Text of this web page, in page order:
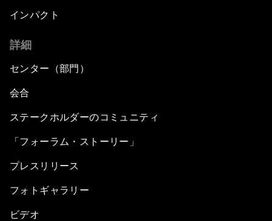
インパクト
詳細
センター（部門）
会合
ステークホルダーのコミュニティ
「フォーラム・ストーリー」
プレスリリース
フォトギャラリー
ビデオ